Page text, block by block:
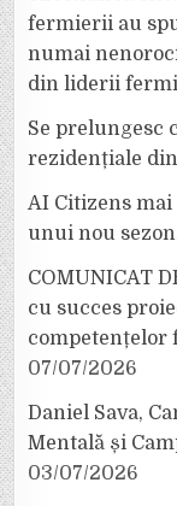
fermierii au
numai
din liderii
Se prelungesc
rezidențiale
AI Citizens
unui nou
COMUNICAT
cu succes
competențelor
07/07/2026
Daniel Sava,
Mentală și
03/07/2026